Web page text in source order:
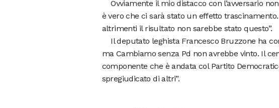
Ovviamente il mio distacco con l’avversario
è vero che ci sarà stato un effetto
altrimenti il risultato non sarebbe stato questo”.
Il deputato leghista Francesco Bruzzone ha
ma Cambiamo senza Pd non avrebbe vinto. Il
componente che è andata col Partito
spregiudicato di altri”.